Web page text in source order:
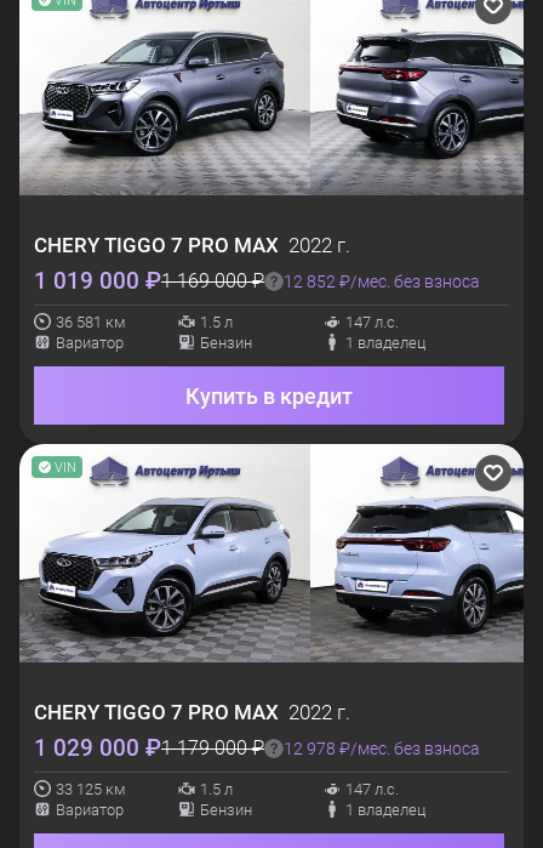
CHERY TIGGO 7 PRO MAX 2022 г.
1 019 000 ₽1 169 000 ₽ 12 852 ₽/мес. без взноса
36 581 км 1.5 л
147 л.с.
Вариатор
Бензин 1 владелец
Купить в кредит
VIN
CHERY TIGGO 7 PRO MAX 2022 г.
1 029 000 ₽1 179 000 ₽ 12 978 ₽/мес. без взноса
33 125 км 1.5 л
147 л.с.
Вариатор
Бензин 1 владелец